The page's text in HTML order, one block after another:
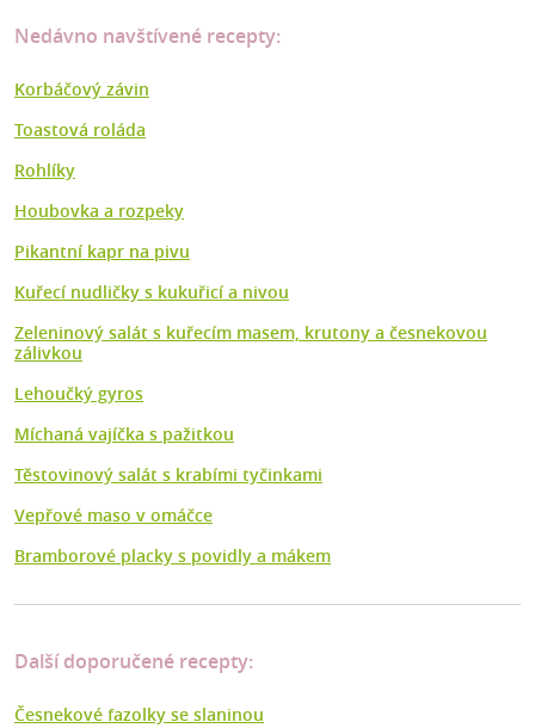
Nedávno navštívené recepty:
Korbáčový závin
Toastová roláda
Rohlíky
Houbovka a rozpeky
Pikantní kapr na pivu
Kuřecí nudličky s kukuřicí a nivou
Zeleninový salát s kuřecím masem, krutony a česnekovou
zálivkou
Lehoučký gyros
Míchaná vajíčka s pažitkou
Těstovinový salát s krabími tyčinkami
Vepřové maso v omáčce
Bramborové placky s povidly a mákem
Další doporučené recepty:
Česnekové fazolky se slaninou